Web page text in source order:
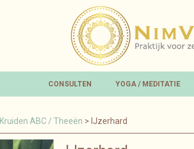
YOGA / MEDITATIE
CONSULTEN
Kruiden ABC / Theeën > IJzerhard